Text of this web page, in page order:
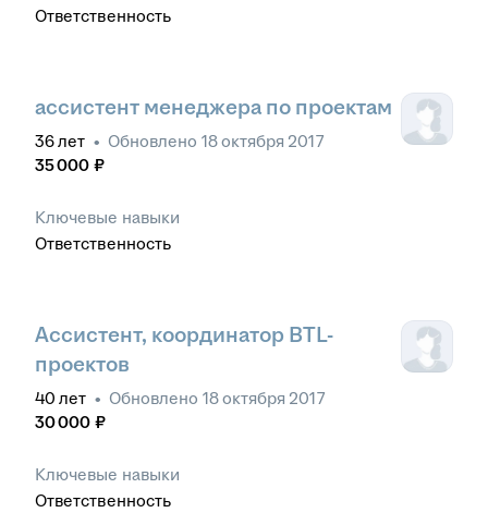
Ответственность
ассистент менеджера по проектам
36лет • Обновлено 18 октября 2017
35 000 ₽
Ключевые навыки
Ответственность
Ассистент, координатор BTL-
проектов
40 лет • Обновлено 18 октября 2017
30 000 ₽
Ключевые навыки
Ответственность